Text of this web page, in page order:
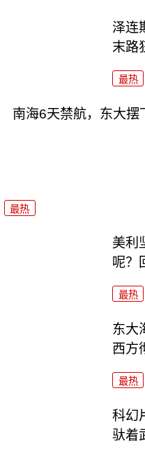
泽连
末路
最热
南海6天禁航，东大摆
最热
美利
呢？
最热
东大
西方
最热
科幻
驮着